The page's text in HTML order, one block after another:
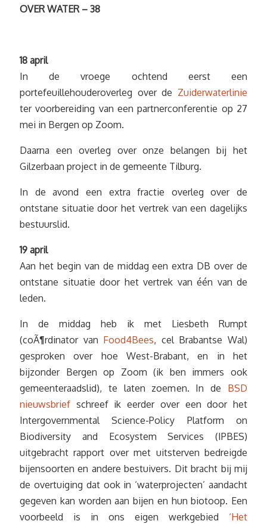
OVER WATER – 38
18 april
In de vroege ochtend eerst een
portefeuillehouderoverleg over de Zuiderwaterlinie
ter voorbereiding van een partnerconferentie op 27
mei in Bergen op Zoom.
Daarna een overleg over onze belangen bij het
Gilzerbaan project in de gemeente Tilburg.
In de avond een extra fractie overleg over de
ontstane situatie door het vertrek van een dagelijks
bestuurslid.
19 april
Aan het begin van de middag een extra DB over de
ontstane situatie door het vertrek van één van de
leden.
In de middag heb ik met Liesbeth Rumpt
(coÃ¶rdinator van Food4Bees, cel Brabantse Wal)
gesproken over hoe West-Brabant, en in het
bijzonder Bergen op Zoom (ik ben immers ook
gemeenteraadslid), te laten zoemen. In de BSD
nieuwsbrief schreef ik eerder over een door het
Intergovernmental Science-Policy Platform on
Biodiversity and Ecosystem Services (IPBES)
uitgebracht rapport over met uitsterven bedreigde
bijensoorten en andere bestuivers. Dit bracht bij mij
de overtuiging dat ook in ‘waterprojecten’ aandacht
gegeven kan worden aan bijen en hun biotoop. Een
voorbeeld is in ons eigen werkgebied ‘Het